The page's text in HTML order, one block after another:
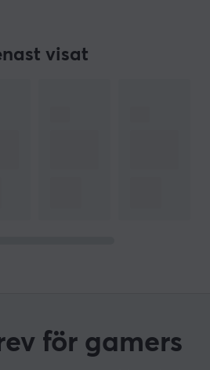
visat
för gamers